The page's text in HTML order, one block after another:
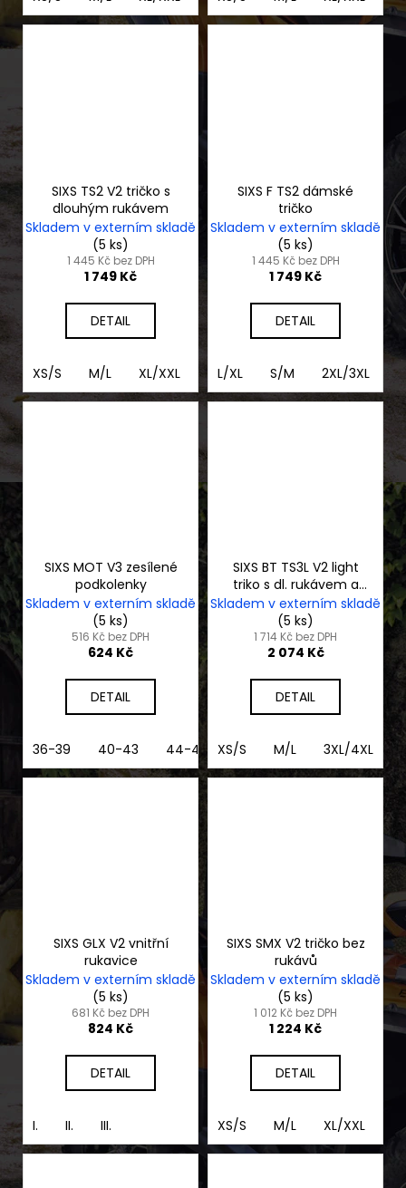
SIXS TS2 V2 tričko s
dlouhým rukávem
Skladem v externím skladě
(5 ks)
1 445 Kč bez DPH
1 749 Kč
DETAIL
XS/S M/L XL/XXL 3XL/4XL
SIXS F TS2 dámské
tričko
Skladem v externím skladě
(5 ks)
1 445 Kč bez DPH
1 749 Kč
DETAIL
L/XL S/M 2XL/3XL
SIXS MOT V3 zesílené
podkolenky
Skladem v externím skladě
(5 ks)
516 Kč bez DPH
624 Kč
DETAIL
36-39 40-43 44-47
SIXS BT TS3L V2 light
triko s dl. rukávem a
stojáčkem
Skladem v externím skladě
(5 ks)
1 714 Kč bez DPH
2 074 Kč
DETAIL
XS/S M/L 3XL/4XL
SIXS GLX V2 vnitřní
rukavice
Skladem v externím skladě
(5 ks)
681 Kč bez DPH
824 Kč
DETAIL
I. II. III.
SIXS SMX V2 tričko bez
rukávů
Skladem v externím skladě
(5 ks)
1 012 Kč bez DPH
1 224 Kč
DETAIL
XS/S M/L XL/XXL